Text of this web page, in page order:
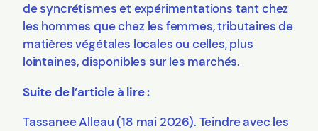
de syncrétismes et expérimentations tant chez
les hommes que chez les femmes, tributaires de
matières végétales locales ou celles, plus
lointaines, disponibles sur les marchés.
Suite de l’article à lire :
Tassanee Alleau (18 mai 2026). Teindre avec les